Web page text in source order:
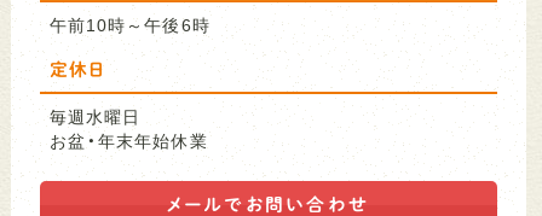
午前10時～午後6時
定休日
毎週水曜日
お盆・年末年始休業
メールで お問い合わせ